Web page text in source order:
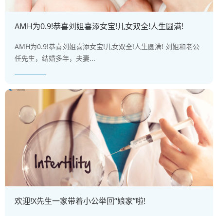
AMH为0.9!恭喜刘姐喜添女宝!儿女双全!人生圆满!
AMH为0.9!恭喜刘姐喜添女宝!儿女双全!人生圆满! 刘姐和老公
任先生，结婚多年，夫妻...
欢迎!X先生一家带着小公举回“娘家”啦!